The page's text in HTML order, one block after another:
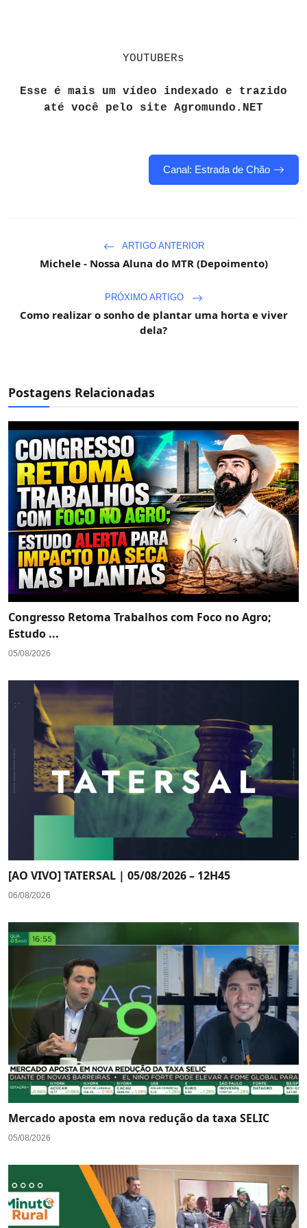
YOUTUBERs
Esse é mais um vídeo indexado e trazido
até você pelo site Agromundo.NET
Canal: Estrada de Chão
ARTIGO ANTERIOR
Michele - Nossa Aluna do MTR (Depoimento)
PRÓXIMO ARTIGO
Como realizar o sonho de plantar uma horta e viver
dela?
Postagens Relacionadas
Congresso Retoma Trabalhos com Foco no Agro;
Estudo ...
05/08/2026
[AO VIVO] TATERSAL | 05/08/2026 – 12H45
06/08/2026
Mercado aposta em nova redução da taxa SELIC
05/08/2026